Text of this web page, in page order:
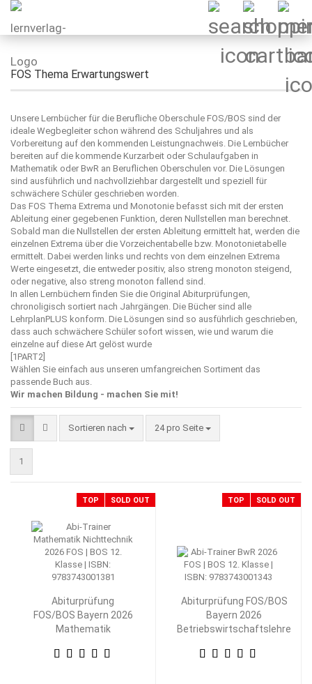
FOS Thema Erwartungswert
Unsere Lernbücher für die Berufliche Oberschule FOS/BOS sind der
ideale Wegbegleiter schon während des Schuljahres und als
Vorbereitung auf den kommenden Leistungnachweis. Die Lernbücher
bereiten auf die kommende Kurzarbeit oder Schulaufgaben in
Mathematik oder BwR an Beruflichen Oberschulen vor. Die Lösungen
sind ausführlich und nachvollziehbar dargestellt und speziell für
schwächere Schüler geschrieben worden.
Das FOS Thema Extrema und Monotonie befasst sich mit der ersten
Ableitung einer gegebenen Funktion, deren Nullstellen man berechnet.
Sobald man die Nullstellen der ersten Ableitung ermittelt hat, werden die
einzelnen Extrema über die Vorzeichentabelle bzw. Monotonietabelle
ermittelt. Dabei werden links und rechts von dem einzelnen Extrema
Werte eingesetzt, die entweder positiv, also streng monoton steigend,
oder negative, also streng monoton fallend sind.
In allen Lernbüchern finden Sie die Original Abiturprüfungen,
chronoligisch sortiert nach Jahrgängen. Die Bücher sind alle
LehrplanPLUS konform. Die Lösungen sind so ausführlich geschrieben,
dass auch schwächere Schüler sofort wissen, wie und warum die
einzelne auf diese Art gelöst wurde
[1PART2]
Wählen Sie einfach aus unseren umfangreichen Sortiment das
passende Buch aus.
Wir machen Bildung - machen Sie mit!
Sortieren nach
Sortieren nach 24 pro Seite
pro Seite
1
TOP SOLD OUT
Abiturprüfung
FOS/BOS Bayern 2026
Mathematik
Klasse
TOP SOLD OUT
Abiturprüfung FOS/BOS
Bayern 2026
Betriebswirtschaftslehre
Klasse